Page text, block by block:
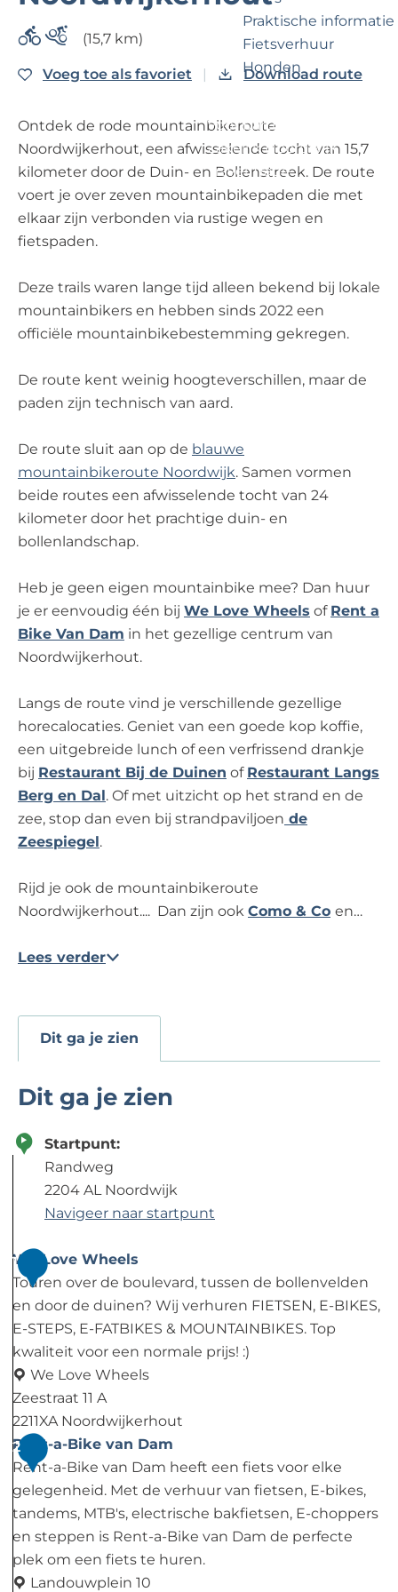
Praktische informatie
Fietsverhuur
Honden
Voor partners
Zakelijk Noordwijk
Travel Trade
(15,7 km)
Voeg toe als favoriet Voeg toe als favoriet
Download route
Ontdek de rode mountainbikeroute
Noordwijkerhout, een afwisselende tocht van 15,7
kilometer door de Duin- en Bollenstreek. De route
voert je over zeven mountainbikepaden die met
elkaar zijn verbonden via rustige wegen en
fietspaden.
Deze trails waren lange tijd alleen bekend bij lokale
mountainbikers en hebben sinds 2022 een
officiële mountainbikebestemming gekregen.
De route kent weinig hoogteverschillen, maar de
paden zijn technisch van aard.
De route sluit aan op de blauwe
mountainbikeroute Noordwijk. Samen vormen
beide routes een afwisselende tocht van 24
kilometer door het prachtige duin- en
bollenlandschap.
Heb je geen eigen mountainbike mee? Dan huur
je er eenvoudig één bij We Love Wheels of Rent a
Bike Van Dam in het gezellige centrum van
Noordwijkerhout.
Langs de route vind je verschillende gezellige
horecalocaties. Geniet van een goede kop koffie,
een uitgebreide lunch of een verfrissend drankje
bij Restaurant Bij de Duinen of Restaurant Langs
Berg en Dal. Of met uitzicht op het strand en de
zee, stop dan even bij strandpaviljoen de
Zeespiegel.
Rijd je ook de mountainbikeroute
Noordwijkerhout.... Dan zijn ook Como & Co en…
Lees verder
Dit ga je zien
Dit ga je zien
Startpunt:
Randweg
2204 AL Noordwijk
Navigeer naar startpunt
1
We Love Wheels
Touren over de boulevard, tussen de bollenvelden
en door de duinen? Wij verhuren FIETSEN, E-BIKES,
E-STEPS, E-FATBIKES & MOUNTAINBIKES. Top
kwaliteit voor een normale prijs! :)
We Love Wheels
Zeestraat 11 A
2211XA Noordwijkerhout
W
e
L
o
v
e
W
2
Rent-a-Bike van Dam
Rent-a-Bike van Dam heeft een fiets voor elke
gelegenheid. Met de verhuur van fietsen, E-bikes,
tandems, MTB's, electrische bakfietsen, E-choppers
en steppen is Rent-a-Bike van Dam de perfecte
plek om een fiets te huren.
Landouwplein 10